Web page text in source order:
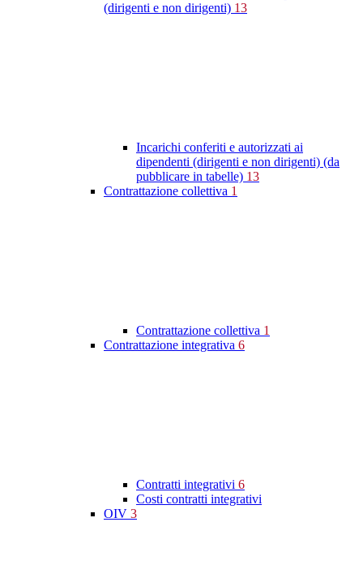
(dirigenti e non dirigenti) 13
Incarichi conferiti e autorizzati ai
dipendenti (dirigenti e non dirigenti) (da
pubblicare in tabelle) 13
Contrattazione collettiva 1
Contrattazione collettiva 1
Contrattazione integrativa 6
Contratti integrativi 6
Costi contratti integrativi
OIV 3